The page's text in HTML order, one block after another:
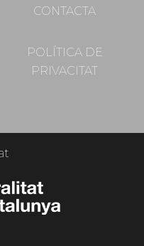
CONTACTA
POLÍTICA DE
PRIVACITAT